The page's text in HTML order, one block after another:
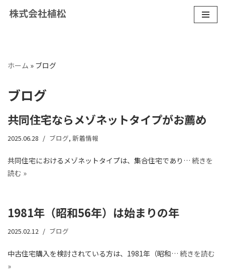
ン
へ
ス
キ
ッ
プ
ホーム » ブログ
ブログ
共同住宅ならメゾネットタイプがお薦め
2025.06.28 ブログ, 新着情報
共同住宅におけるメゾネットタイプは、集合住宅であり… 続きを
読む »
1981年（昭和56年）は始まりの年
2025.02.12 ブログ
中古住宅購入を検討されている方は、1981年（昭和… 続きを読む
»